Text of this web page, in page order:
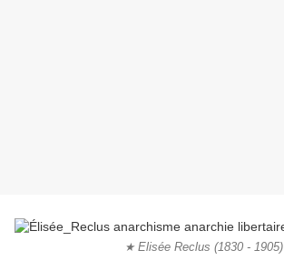
★ Elisée Reclus (1830 - 1905)